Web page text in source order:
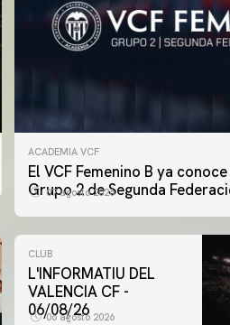
ACADEMIA VCF
El VCF Femenino B ya
Grupo 2 de Segunda
07 agosto 2026
CLUB
L'INFORMATIU DEL
VALENCIA CF -
06/08/26
06 agosto 2026